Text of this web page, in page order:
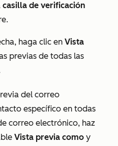
casilla de verificación
haga clic en Vista
previas de todas las
del correo
específico en todas
correo electrónico, haz
Vista previa como y